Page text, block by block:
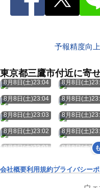
予報精度向
東京都三鷹市付近に寄
8月8日(土)23:04 8月8日(土
8月8日(土)23:04 8月8日(土
8月8日(土)23:03 8月8日(土
8月8日(土)23:02 8月8日(土
8月8日(土)23:01 8月8日(土
会社概要利用規約プライバシー